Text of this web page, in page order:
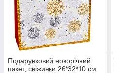
Подарунковий новорічний
пакет, сніжинки 26*32*10 см